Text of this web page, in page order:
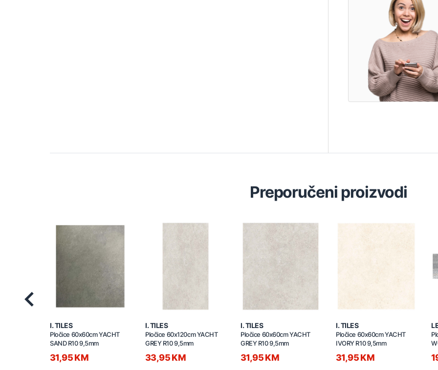
Preporučeni proizvodi
I. TILES
Pločice 60x60cm YACHT
SAND R10 9,5mm
31,95 KM
I. TILES
Pločice 60x120cm YACHT
GREY R10 9,5mm
33,95 KM
I. TILES
Pločice 60x60cm YACHT
GREY R10 9,5mm
31,95 KM
I. TILES
Pločice 60x60cm YACHT
IVORY R10 9,5mm
31,95 KM